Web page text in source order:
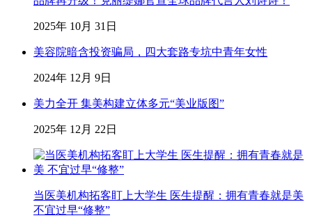
2025年 10月 31日
美容院暗含投资骗局，四大套路专坑中青年女性
2024年 12月 9日
美力全开 集美构建立体多元“美业版图”
2025年 12月 22日
当医美机构拓客盯上大学生 医生提醒：拥有青春就是美
不宜过早“修整”